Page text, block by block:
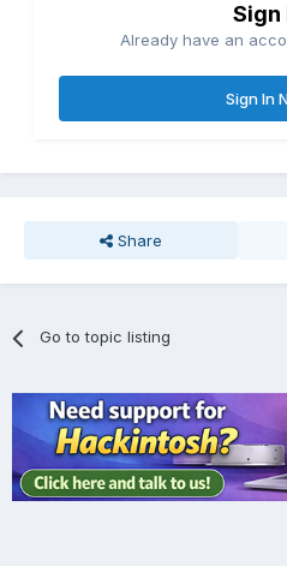
Sign
Already have an
Sign In
Share
Go to topic listing